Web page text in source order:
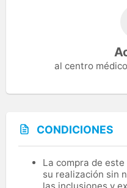
al centro
CONDICIONES
La compra de
su realización sin